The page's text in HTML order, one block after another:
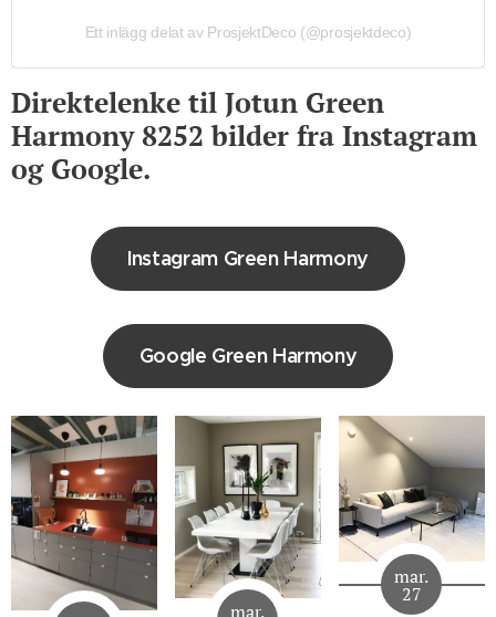
Ett inlägg delat av ProsjektDeco (@prosjektdeco)
Direktelenke til Jotun Green
Harmony 8252 bilder fra Instagram
og Google.
Instagram Green Harmony
Google Green Harmony
mar.
mar.
27